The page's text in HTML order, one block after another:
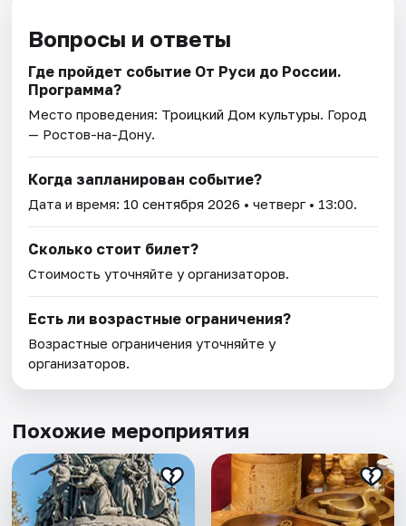
Вопросы и ответы
Где пройдет событие От Руси до России.
Программа?
Место проведения: Троицкий Дом культуры. Город
— Ростов-на-Дону.
Когда запланирован событие?
Дата и время: 10 сентября 2026 • четверг • 13:00.
Сколько стоит билет?
Стоимость уточняйте у организаторов.
Есть ли возрастные ограничения?
Возрастные ограничения уточняйте у
организаторов.
Похожие мероприятия